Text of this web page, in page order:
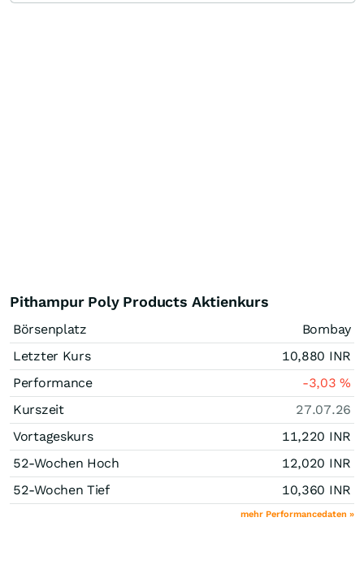
Pithampur Poly Products Aktienkurs
Börsenplatz
Bombay
Letzter Kurs
10,880 INR
Performance
-3,03%
Kurszeit
27.07.26
Vortageskurs
11,220 INR
52-Wochen Hoch
12,020 INR
52-Wochen Tief
10,360 INR
mehr Performancedaten »